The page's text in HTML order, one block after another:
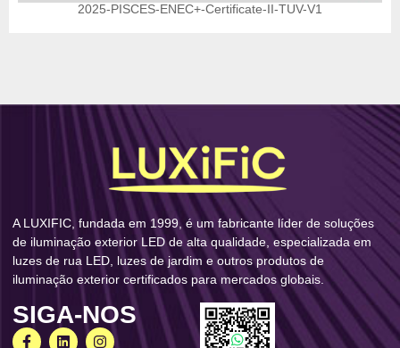
2025-PISCES-ENEC+-Certificate-II-TUV-V1
A LUXIFIC, fundada em 1999, é um fabricante líder de soluções
de iluminação exterior LED de alta qualidade, especializada em
luzes de rua LED, luzes de jardim e outros produtos de
iluminação exterior certificados para mercados globais.
SIGA-NOS